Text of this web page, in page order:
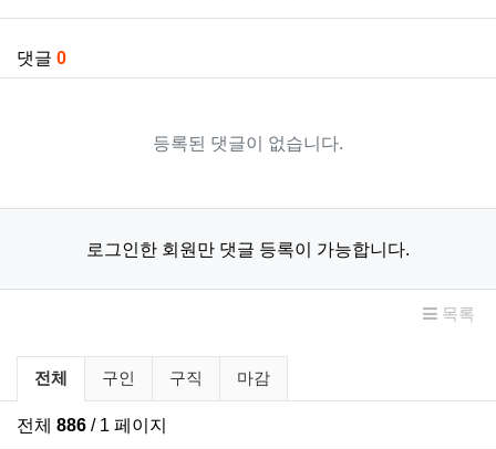
댓글 0
등록된 댓글이 없습니다.
로그인한 회원만 댓글 등록이 가능합니다.
목록
구인/구직 분류 목록
전체 구인 구직 마감
전체 886 / 1 페이지